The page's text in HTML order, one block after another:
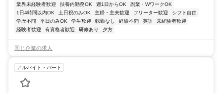
業界未経験者歓迎 扶養内勤務OK 週1日からOK
副業・WワークOK
1日4時間以内OK
土日祝のみOK 主婦・主夫歓迎 フリーター歓迎
シフト自由
学歴不問
平日のみOK 学生歓迎 転勤なし 経験不問 英語
未経験者歓迎
経験者歓迎
有資格者歓迎 研修あり 夕方
同じ企業の求人
アルバイト・パート